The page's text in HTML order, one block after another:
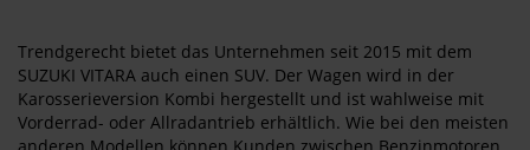
Trendgerecht bietet das Unternehmen seit 2015 mit dem
SUZUKI VITARA auch einen SUV. Der Wagen wird in der
Karosserieversion Kombi hergestellt und ist wahlweise mit
Vorderrad- oder Allradantrieb erhältlich. Wie bei den meisten